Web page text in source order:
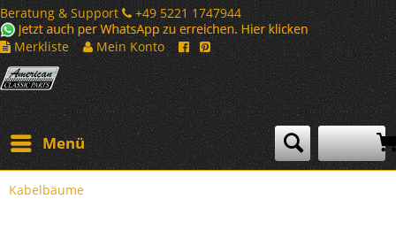
Beratung & Support
+49 5221 1747944
Merkliste
Mein Konto
Menü
Kabelbäume